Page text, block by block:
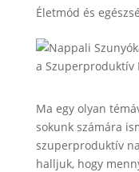
Életmód és
Ma egy olyan
sokunk számára
szuperproduktív
halljuk, hogy